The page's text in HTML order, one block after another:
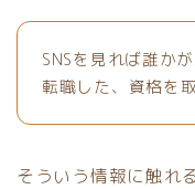
SNSを見れば誰か
転職した、資格を
そういう情報に触れ